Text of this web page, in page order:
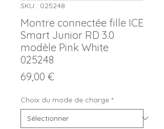
SKU : 025248
Montre connectée fille ICE
Smart Junior RD 3.0
modèle Pink White
025248
69,00 €Prix
Choix du mode de charge *